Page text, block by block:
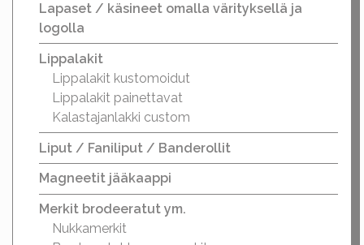
Lapaset / käsineet omalla värityksellä ja
logolla
Lippalakit
Lippalakit kustomoidut
Lippalakit painettavat
Kalastajanlakki custom
Liput / Faniliput / Banderollit
Magneetit jääkaappi
Merkit brodeeratut ym.
Nukkamerkit